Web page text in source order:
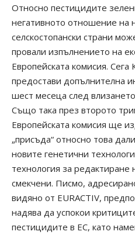
Относно пестицидите
негативното отношение на
селскостопански страни
провали изпълнението на
Европейската комисия.
предостави допълнителна
шест месеца след
Също така през второто
Европейската комисия ще
„присъда“ относно това
новите генетични
технология за редактиране
смекчени. Писмо,
видяно от EURACTIV,
надява да успокои
пестицидите в ЕС, като